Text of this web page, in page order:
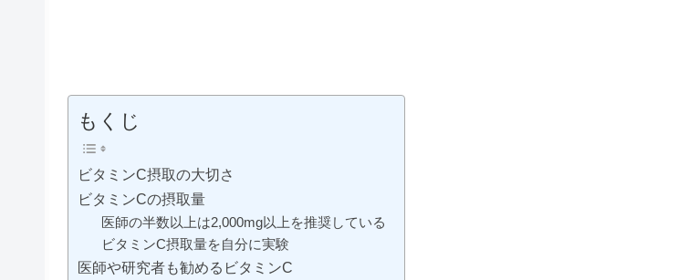
もくじ
ビタミンC摂取の大切さ
ビタミンCの摂取量
医師の半数以上は2,000mg以上を推奨している
ビタミンC摂取量を自分に実験
医師や研究者も勧めるビタミンC